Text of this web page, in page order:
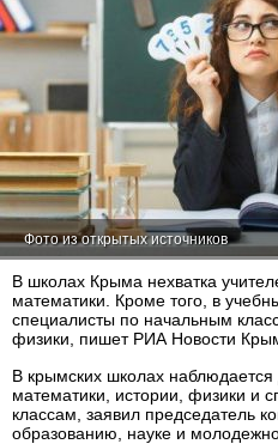
Фото из открытых источников
В школах Крыма нехватка
математики. Кроме того, в
специалисты по начальным
физики, пишет РИА Новости
В крымских школах наблюдается
математики, истории, физики и
классам, заявил председатель
образованию, науке и